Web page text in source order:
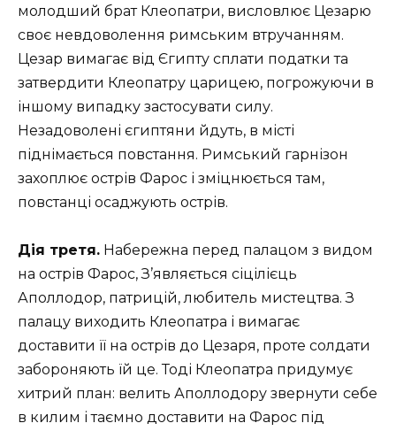
молодший брат Клеопатри, висловлює Цезарю
своє невдоволення римським втручанням.
Цезар вимагає від Єгипту сплати податки та
затвердити Клеопатру царицею, погрожуючи в
іншому випадку застосувати силу.
Незадоволені єгиптяни йдуть, в місті
піднімається повстання. Римський гарнізон
захоплює острів Фарос і зміцнюється там,
повстанці осаджують острів.
Дія третя. Набережна перед палацом з видом
на острів Фарос, З’являється сіцілієць
Аполлодор, патрицій, любитель мистецтва. З
палацу виходить Клеопатра і вимагає
доставити її на острів до Цезаря, проте солдати
забороняють їй це. Тоді Клеопатра придумує
хитрий план: велить Аполлодору звернути себе
в килим і таємно доставити на Фарос під